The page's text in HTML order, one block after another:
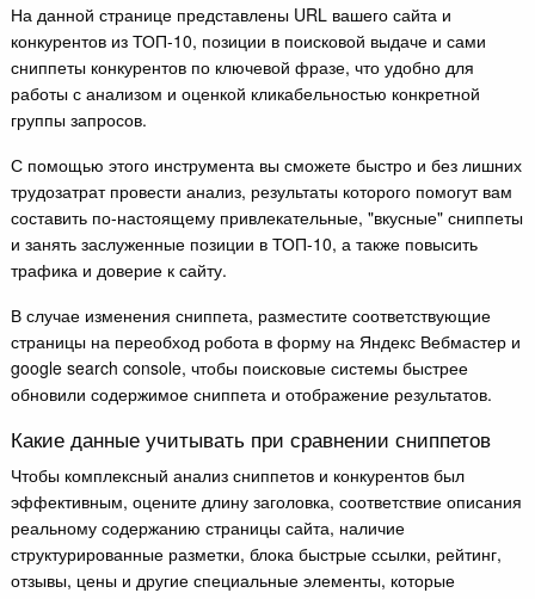
На данной странице представлены URL вашего сайта и
конкурентов из ТОП-10, позиции в поисковой выдаче и сами
сниппеты конкурентов по ключевой фразе, что удобно для
работы с анализом и оценкой кликабельностью конкретной
группы запросов.
С помощью этого инструмента вы сможете быстро и без лишних
трудозатрат провести анализ, результаты которого помогут вам
составить по-настоящему привлекательные, "вкусные" сниппеты
и занять заслуженные позиции в ТОП-10, а также повысить
трафика и доверие к сайту.
В случае изменения сниппета, разместите соответствующие
страницы на переобход робота в форму на Яндекс Вебмастер и
google search console, чтобы поисковые системы быстрее
обновили содержимое сниппета и отображение результатов.
Какие данные учитывать при сравнении сниппетов
Чтобы комплексный анализ сниппетов и конкурентов был
эффективным, оцените длину заголовка, соответствие описания
реальному содержанию страницы сайта, наличие
структурированные разметки, блока быстрые ссылки, рейтинг,
отзывы, цены и другие специальные элементы, которые